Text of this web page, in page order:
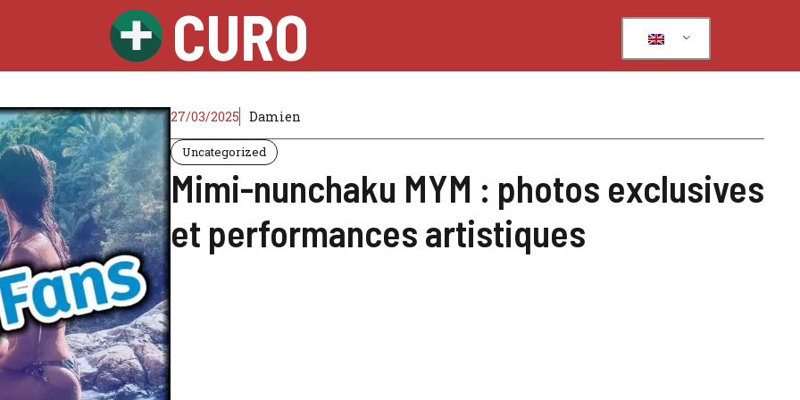
CURO
27/03/2025 Damien
Uncategorized
Mimi-nunchaku MYM : photos exclusives
et performances artistiques